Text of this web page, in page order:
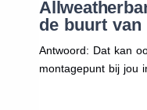
de buurt van
Antwoord: Dat kan
montagepunt bij jou